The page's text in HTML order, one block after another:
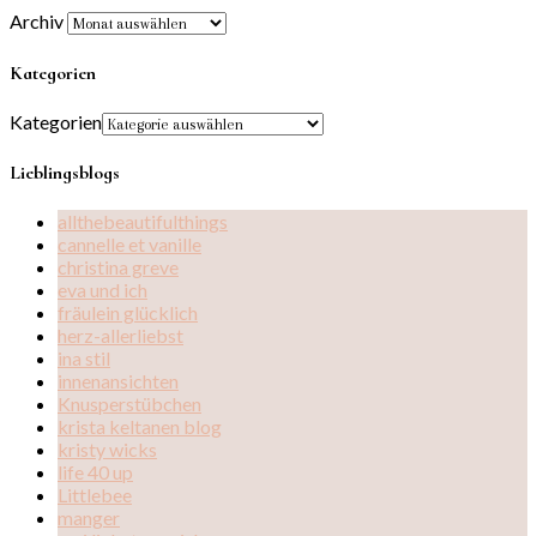
Archiv
Kategorien
Kategorien
Lieblingsblogs
allthebeautifulthings
cannelle et vanille
christina greve
eva und ich
fräulein glücklich
herz-allerliebst
ina stil
innenansichten
Knusperstübchen
krista keltanen blog
kristy wicks
life 40 up
Littlebee
manger